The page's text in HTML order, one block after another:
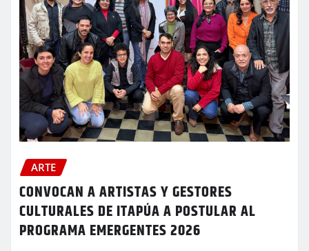
ARTE
CONVOCAN A ARTISTAS Y GESTORES
CULTURALES DE ITAPÚA A POSTULAR AL
PROGRAMA EMERGENTES 2026